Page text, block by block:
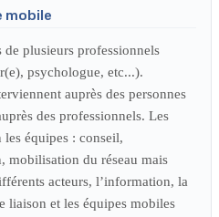
mobile
de plusieurs professionnels
psychologue, etc...).
auprès des personnes
des professionnels. Les
équipes : conseil,
mobilisation du réseau mais
acteurs, l’information, la
liaison et les équipes mobiles